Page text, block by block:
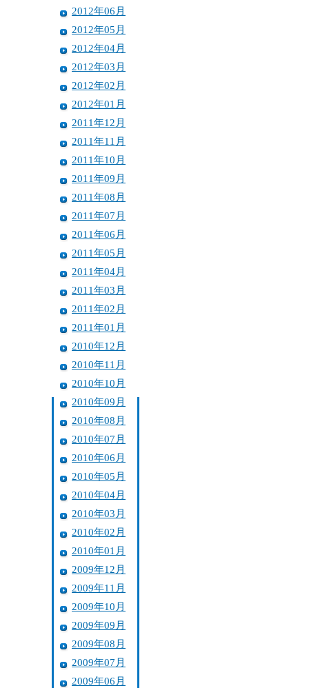
2012年06月
2012年05月
2012年04月
2012年03月
2012年02月
2012年01月
2011年12月
2011年11月
2011年10月
2011年09月
2011年08月
2011年07月
2011年06月
2011年05月
2011年04月
2011年03月
2011年02月
2011年01月
2010年12月
2010年11月
2010年10月
2010年09月
2010年08月
2010年07月
2010年06月
2010年05月
2010年04月
2010年03月
2010年02月
2010年01月
2009年12月
2009年11月
2009年10月
2009年09月
2009年08月
2009年07月
2009年06月